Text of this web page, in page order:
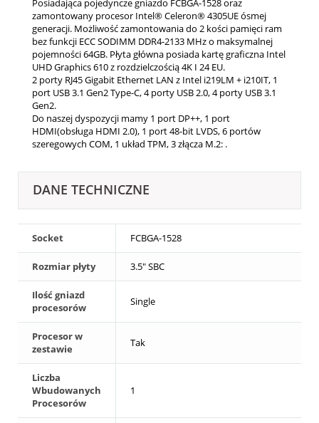
Posiadająca pojedyncze gniazdo FCBGA-1528 oraz
zamontowany procesor Intel® Celeron® 4305UE ósmej
generacji. Możliwość zamontowania do 2 kości pamięci ram
bez funkcji ECC SODIMM DDR4-2133 MHz o maksymalnej
pojemności 64GB. Płyta główna posiada kartę graficzna Intel
UHD Graphics 610 z rozdzielczością 4K I 24 EU.
2 porty RJ45 Gigabit Ethernet LAN z Intel i219LM + i210IT, 1
port USB 3.1 Gen2 Type-C, 4 porty USB 2.0, 4 porty USB 3.1
Gen2.
Do naszej dyspozycji mamy 1 port DP++, 1 port
HDMI(obsługa HDMI 2.0), 1 port 48-bit LVDS, 6 portów
szeregowych COM, 1 układ TPM, 3 złącza M.2: .
DANE TECHNICZNE
Socket FCBGA-1528
Rozmiar płyty 3.5" SBC
Ilość gniazd
procesorów
Single
Procesor w
zestawie
Tak
Liczba
Wbudowanych
Procesorów
1